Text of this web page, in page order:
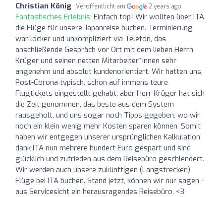
Christian König Veröffentlicht am 2 years ago
Fantastisches Erlebnis: Einfach top! Wir wollten über ITA
die Flüge für unsere Japanreise buchen. Terminierung
war locker und unkompliziert via Telefon, das
anschließende Gespräch vor Ort mit dem lieben Herrn
Krüger und seinen netten Mitarbeiter*innen sehr
angenehm und absolut kundenorientiert. Wir hatten uns,
Post-Corona typisch, schon auf immens teure
Flugtickets eingestellt gehabt, aber Herr Krüger hat sich
die Zeit genommen, das beste aus dem System
rausgeholt, und uns sogar noch Tipps gegeben, wo wir
noch ein klein wenig mehr Kosten sparen können. Somit
haben wir entgegen unserer ursprünglichen Kalkulation
dank ITA nun mehrere hundert Euro gespart und sind
glücklich und zufrieden aus dem Reisebüro geschlendert.
Wir werden auch unsere zukünftigen (Langstrecken)
Flüge bei ITA buchen. Stand jetzt, können wir nur sagen -
aus Servicesicht ein herausragendes Reisebüro. <3